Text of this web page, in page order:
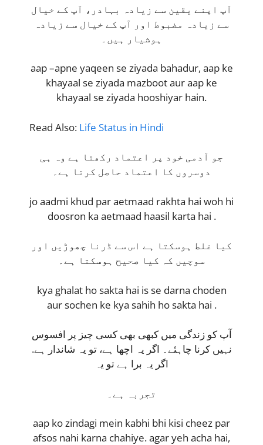
آپ اپنے یقین سے زیادہ بہادر، آپ کے خیال
سے زیادہ مضبوط اور آپ کے خیال سے زیادہ
ہوشیار ہیں۔
aap –apne yaqeen se ziyada bahadur, aap ke
khayaal se ziyada mazboot aur aap ke
khayaal se ziyada hooshiyar hain.
Read Also: Life Status in Hindi
جو آدمی خود پر اعتماد رکھتا ہے وہ ہی
دوسروں کا اعتماد حاصل کرتا ہے۔
jo aadmi khud par aetmaad rakhta hai woh hi
doosron ka aetmaad haasil karta hai .
کیا غلط ہوسکتا ہے اس سے ڈرنا چھوڑیں اور
سوچیں کہ کیا صحیح ہوسکتا ہے۔
kya ghalat ho sakta hai is se darna choden
aur sochen ke kya sahih ho sakta hai .
آپ کو زندگی میں کبھی بھی کسی چیز پر افسوس
نہیں کرنا چاہئے۔ اگر یہ اچھا ہے، تو یہ شاندار ہے.
اگر یہ برا ہے تو یہ
تجربہ ہے۔
aap ko zindagi mein kabhi bhi kisi cheez par
afsos nahi karna chahiye. agar yeh acha hai,